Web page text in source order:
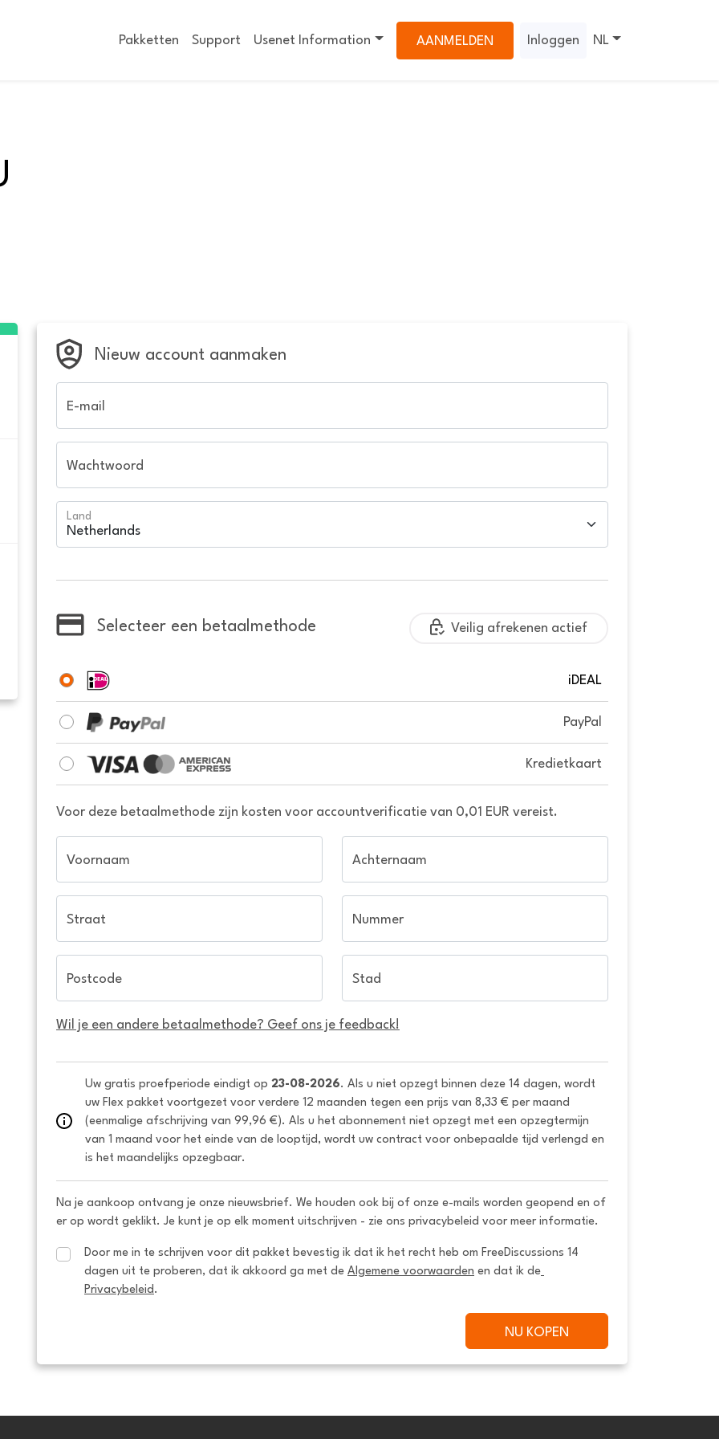
Pakketten Support Usenet Information AANMELDEN Inloggen NL
Nieuw account aanmaken
E-mail
Wachtwoord
Land
Selecteer een betaalmethode Veilig afrekenen actief
iDEAL
PayPal
Kredietkaart
Voor deze betaalmethode zijn kosten voor accountverificatie van 0,01 EUR vereist.
Voornaam Achternaam
Straat Nummer
Postcode Stad
Wil je een andere betaalmethode? Geef ons je feedback!
Uw gratis proefperiode eindigt op 23-08-2026. Als u niet opzegt binnen deze 14 dagen, wordt
uw Flex pakket voortgezet voor verdere 12 maanden tegen een prijs van 8,33 € per maand
(eenmalige afschrijving van 99,96 €). Als u het abonnement niet opzegt met een opzegtermijn
van 1 maand voor het einde van de looptijd, wordt uw contract voor onbepaalde tijd verlengd en
is het maandelijks opzegbaar.
Na je aankoop ontvang je onze nieuwsbrief. We houden ook bij of onze e-mails worden geopend en of
er op wordt geklikt. Je kunt je op elk moment uitschrijven - zie ons privacybeleid voor meer informatie.
Door me in te schrijven voor dit pakket bevestig ik dat ik het recht heb om FreeDiscussions 14
dagen uit te proberen, dat ik akkoord ga met de Algemene voorwaarden en dat ik de
Privacybeleid .
NU KOPEN